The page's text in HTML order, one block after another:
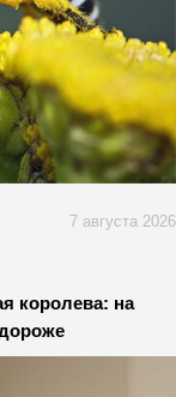
7 августа 2026
королева: на